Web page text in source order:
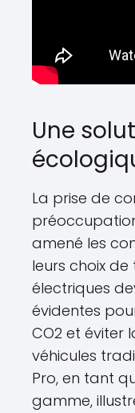
Une
La prise de
amené les
leurs choix
électriques
évidentes
CO2 et éviter
véhicules
Pro, en tant
gamme,